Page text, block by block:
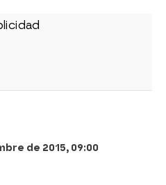
de 2015, 09:00